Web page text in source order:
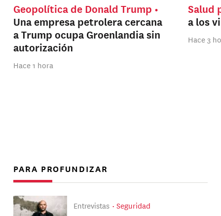
Geopolítica de Donald Trump
Una empresa petrolera cercana
a Trump ocupa Groenlandia sin
autorización
Hace 1 hora
Salud
a los
Hace 3
PARA PROFUNDIZAR
Entrevistas Seguridad